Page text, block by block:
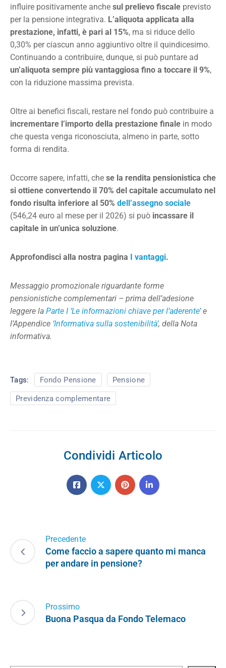
influire positivamente anche sul prelievo fiscale previsto
per la pensione integrativa. L’aliquota applicata alla
prestazione, infatti, è pari al 15%, ma si riduce dello
0,30% per ciascun anno aggiuntivo oltre il quindicesimo.
Continuando a contribuire, dunque, si può puntare ad
un’aliquota sempre più vantaggiosa fino a toccare il 9%,
con la riduzione massima prevista.
Oltre ai benefici fiscali, restare nel fondo può contribuire a
incrementare l’importo della prestazione finale in modo
che questa venga riconosciuta, almeno in parte, sotto
forma di rendita.
Occorre sapere, infatti, che se la rendita pensionistica che
si ottiene convertendo il 70% del capitale accumulato nel
fondo risulta inferiore al 50% dell’assegno sociale
(546,24 euro al mese per il 2026) si può incassare il
capitale in un’unica soluzione.
Approfondisci alla nostra pagina I vantaggi.
Messaggio promozionale riguardante forme
pensionistiche complementari – prima dell’adesione
leggere la Parte I ‘Le informazioni chiave per l’aderente’e
l’Appendice ‘Informativa sulla sostenibilità’, della Nota
informativa.
Tags: Fondo Pensione Pensione
Previdenza complementare
Condividi Articolo
Precedente
Come faccio a sapere quanto mi manca
per andare in pensione?
Prossimo
Buona Pasqua da Fondo Telemaco